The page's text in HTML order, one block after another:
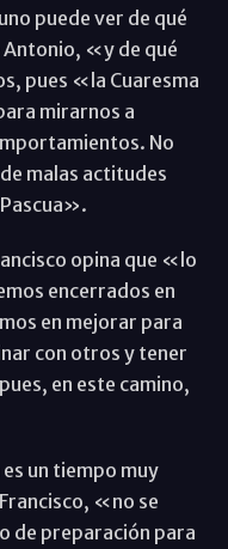
puede ver de qué
«y de qué
pues «la Cuaresma
mirarnos a
No
malas actitudes
opina que «lo
encerrados en
en mejorar para
con otros y tener
en este camino,
un tiempo muy
«no se
de preparación para